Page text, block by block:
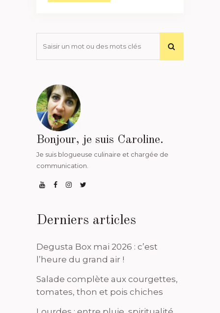
Bonjour, je suis Caroline.
Je suis blogueuse culinaire et chargée de
communication.
Derniers articles
Degusta Box mai 2026 : c’est
l’heure du grand air !
Salade complète aux courgettes,
tomates, thon et pois chiches